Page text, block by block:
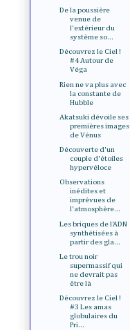
De la poussière
venue de
l'extérieur du
système so...
Découvrez le Ciel !
#4 Autour de
Véga
Rien ne va plus avec
la constante de
Hubble
Akatsuki dévoile ses
premières images
de Vénus
Découverte d'un
couple d'étoiles
hypervéloce
Observations
inédites et
imprévues de
l'atmosphère...
Les briques de l'ADN
synthétisées à
partir des gla...
Le trou noir
supermassif qui
ne devrait pas
être là
Découvrez le Ciel !
#3 Les amas
globulaires du
Pri...